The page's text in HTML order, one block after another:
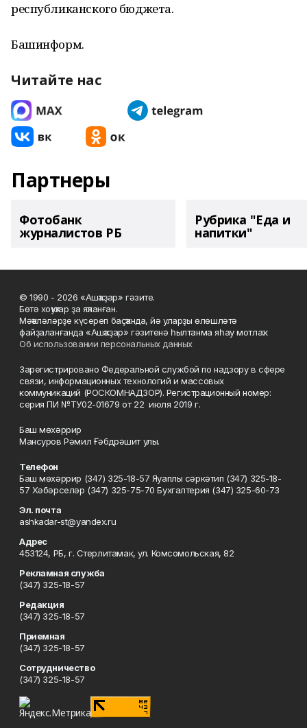
республиканского бюджета.
Башинформ.
Читайте нас
Партнеры
Фотобанк
журналистов РБ
Рубрика "Еда и
напитки"
© 1990 - 2026 «Ашҡаҙар» гәзите.
Бөтә хоҡуҡтар ҙа яҡланған.
Мәҡәләләрҙе күсереп баҫҡанда, йә уларҙы өлөшләтә
файҙаланғанда «Ашҡаҙар» гәзитенә һылтанма яһау мотлаҡ.
Об использовании персональных данных
Зарегистрировано Федеральной службой по надзору в сфере
связи, информационных технологий и массовых
коммуникаций (РОСКОМНАДЗОР). Регистрационный номер:
серия ПИ №ТУ02-01679 от 22 июля 2019 г.
Баш мөхәррир
Мансуров Рәмил Ғәбдрәшит улы.
Телефон
Баш мөхәррир (347) 325-18-57 Яуаплы сәркәтип (347) 325-18-
57 Хәбәрселәр (347) 325-75-70 Бухгалтерия (347) 325-60-73
Эл. почта
ashkadar-st@yandex.ru
Адрес
453124, РБ, г. Стерлитамак, ул. Комсомольская, 82
Рекламная служба
(347) 325-18-57
Редакция
(347) 325-18-57
Приемная
(347) 325-18-57
Сотрудничество
(347) 325-18-57